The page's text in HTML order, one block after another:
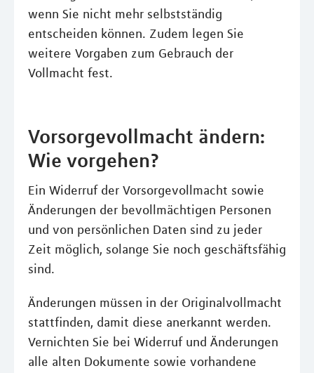
wenn Sie nicht mehr selbstständig
entscheiden können. Zudem legen Sie
weitere Vorgaben zum Gebrauch der
Vollmacht fest.
Vorsorgevollmacht ändern:
Wie vorgehen?
Ein Widerruf der Vorsorgevollmacht sowie
Änderungen der bevollmächtigen Personen
und von persönlichen Daten sind zu jeder
Zeit möglich, solange Sie noch geschäftsfähig
sind.
Änderungen müssen in der Originalvollmacht
stattfinden, damit diese anerkannt werden.
Vernichten Sie bei Widerruf und Änderungen
alle alten Dokumente sowie vorhandene